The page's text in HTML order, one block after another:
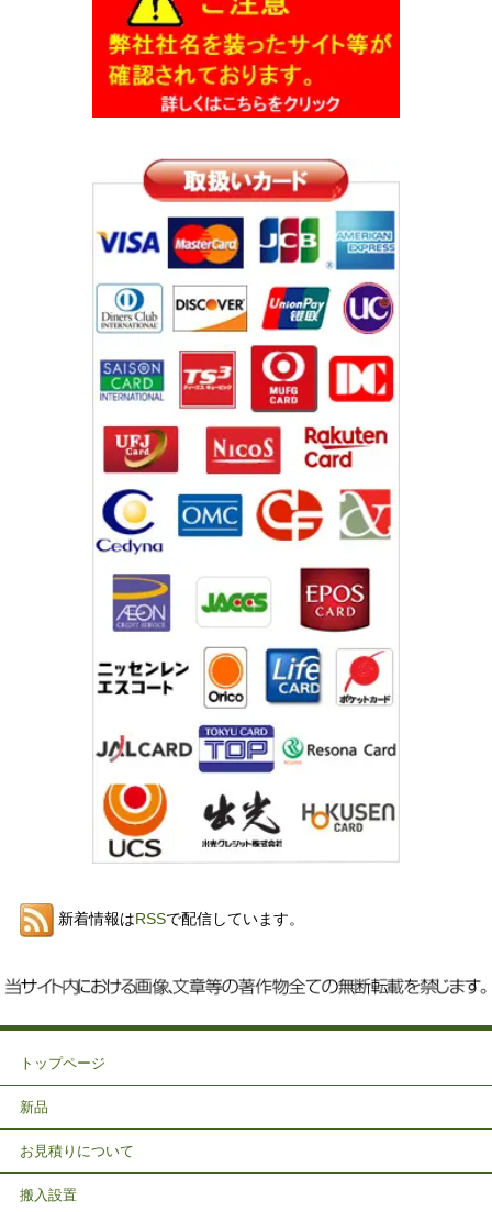
新着情報はRSSで配信しています。
トップページ
新品
お見積りについて
搬入設置